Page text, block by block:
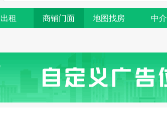
出租 商铺门面 地图找房 中介